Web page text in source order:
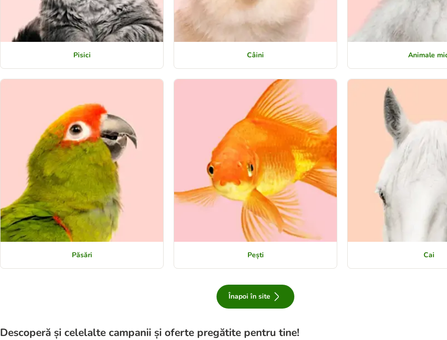
Pisici Câini Animale
Păsări Pești Cai
Înapoi în site
Descoperă și celelalte campanii și oferte pregătite pentru tine!